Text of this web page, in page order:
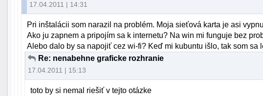
17.04.2011 | 14:31
Pri inštalácii som narazil na problém. Moja sieťová karta je asi
Ako ju zapnem a pripojím sa k internetu? Na win mi funguje bez
Alebo dalo by sa napojiť cez wi-fi? Keď mi kubuntu išlo, tak som sa
Re: nenabehne graficke rozhranie
17.04.2011 | 15:13
toto by si nemal riešiť v tejto otázke